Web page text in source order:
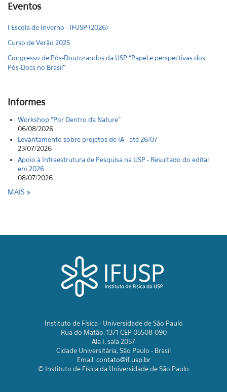
Eventos
I Escola de Inverno - IFUSP (2026)
Curso de Verão 2025
Congresso de Pós-Doutorandos da USP “Papel e perspectivas dos
Pós-Docs no Brasil"
Informes
Workshop "Por Dentro da Nature"
06/08/2026
Levantamento sobre projetos de IA - até 26/07
23/07/2026
Apoio à Infraestrutura de Pesquisa na USP - Resultado do edital
em 2026
08/07/2026
MAIS
Instituto de Física - Universidade de São Paulo
Rua do Matão, 1371 CEP 05508-090
Ala I, sala 2057
Cidade Universitária, São Paulo - Brasil
Email:contato@if.usp.br
© Instituto de Física da Universidade de São Paulo